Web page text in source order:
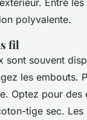
Entre
polyvalente.
fil
sont souvent
les embouts.
Optez pour
tige sec.